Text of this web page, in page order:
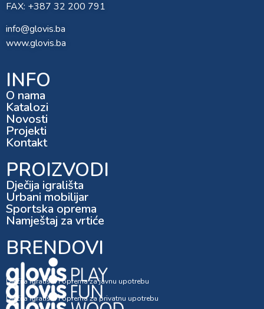
FAX: +387 32 200 791
info@glovis.ba
www.glovis.ba
INFO
O nama
Katalozi
Novosti
Projekti
Kontakt
PROIZVODI
Dječija igrališta
Urbani mobilijar
Sportska oprema
Namještaj za vrtiće
BRENDOVI
Dječija igrališta i oprema za javnu upotrebu
Dječija igrališta i oprema za privatnu upotrebu